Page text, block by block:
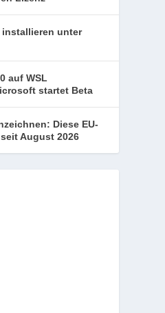
installieren unter
auf WSL
startet Beta
Diese EU-
August 2026